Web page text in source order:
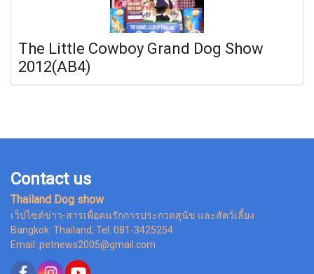
The Little Cowboy Grand Dog Show
2012(AB4)
Contact us
Thailand Dog show
เว็ปไซต์ข่าว-สารเพื่อคนรักการประกวดสุนัข และสัตว์เลี้ยง
Bangkok Thailand, Tel. 081-3425254
Email: petnews2005@gmail.com